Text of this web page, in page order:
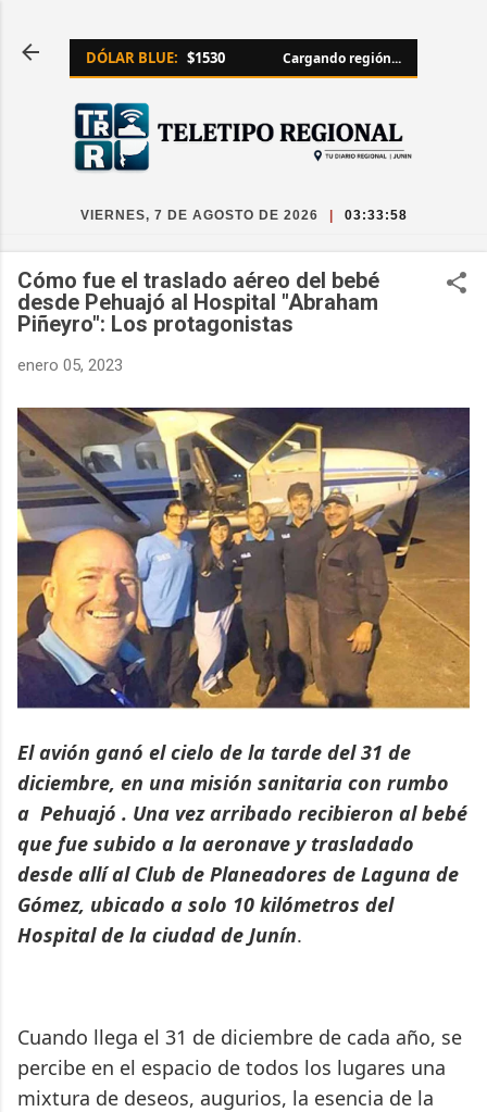
DÓLAR BLUE: $1530 Cargando región...
VIERNES, 7 DE AGOSTO DE 2026 03:33:58
Cómo fue el traslado aéreo del bebé
desde Pehuajó al Hospital "Abraham
Piñeyro": Los protagonistas
enero 05, 2023
El avión ganó el cielo de la tarde del 31 de
diciembre, en una misión sanitaria con rumbo
a Pehuajó . Una vez arribado recibieron al bebé
que fue subido a la aeronave y trasladado
desde allí al Club de Planeadores de Laguna de
Gómez, ubicado a solo 10 kilómetros del
Hospital de la ciudad de Junín.
Cuando llega el 31 de diciembre de cada año, se
percibe en el espacio de todos los lugares una
mixtura de deseos, augurios, la esencia de la